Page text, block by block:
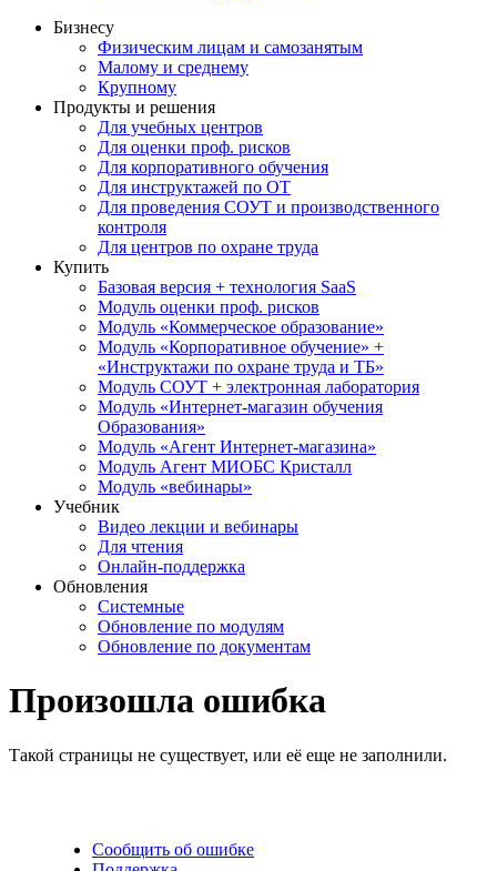
Бизнесу
Физическим лицам и самозанятым
Малому и среднему
Крупному
Продукты и решения
Для учебных центров
Для оценки проф. рисков
Для корпоративного обучения
Для инструктажей по ОТ
Для проведения СОУТ и производственного
контроля
Для центров по охране труда
Купить
Базовая версия + технология SaaS
Модуль оценки проф. рисков
Модуль «Коммерческое образование»
Модуль «Корпоративное обучение» +
«Инструктажи по охране труда и ТБ»
Модуль СОУТ + электронная лаборатория
Модуль «Интернет-магазин обучения
Образования»
Модуль «Агент Интернет-магазина»
Модуль Агент МИОБС Кристалл
Модуль «вебинары»
Учебник
Видео лекции и вебинары
Для чтения
Онлайн-поддержка
Обновления
Системные
Обновление по модулям
Обновление по документам
Произошла ошибка
Такой страницы не существует, или её еще не заполнили.
Сообщить об ошибке